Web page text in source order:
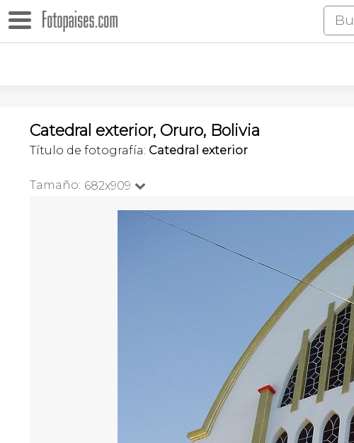
Catedral exterior, Oruro, Bolivia
Título de fotografía: Catedral exterior
Tamaño: 682x909 